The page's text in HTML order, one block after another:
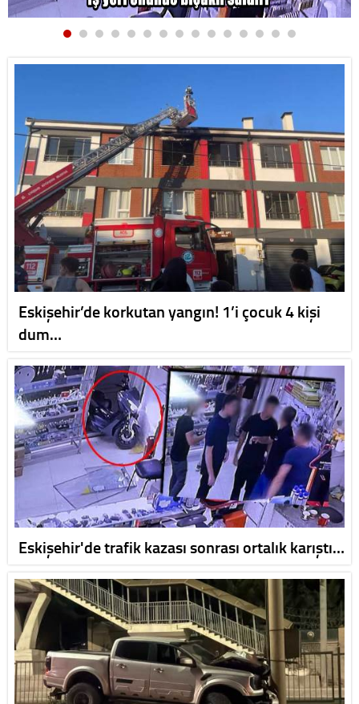
Eskişehir’de korkutan yangın! 1’i çocuk 4 kişi
dum…
Eskişehir'de trafik kazası sonrası ortalık karıştı…